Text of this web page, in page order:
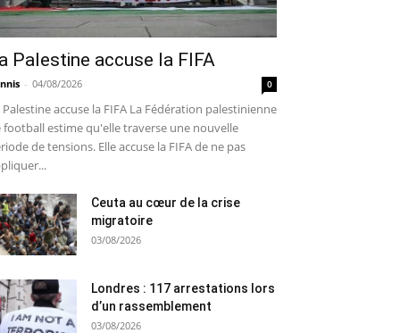
Palestine accuse la FIFA
- 04/08/2026 0
Palestine accuse la FIFA La Fédération palestinienne
football estime qu'elle traverse une nouvelle
de tensions. Elle accuse la FIFA de ne pas
Ceuta au cœur de la crise
migratoire
03/08/2026
Londres : 117 arrestations lors
d’un rassemblement
03/08/2026